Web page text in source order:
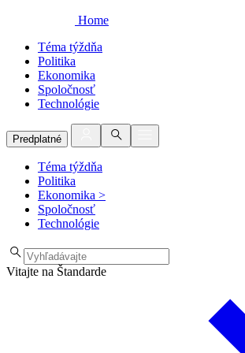
Home
Téma týždňa
Politika
Ekonomika
Spoločnosť
Technológie
Predplatné
Téma týždňa
Politika
Ekonomika >
Spoločnosť
Technológie
Vitajte na Štandarde